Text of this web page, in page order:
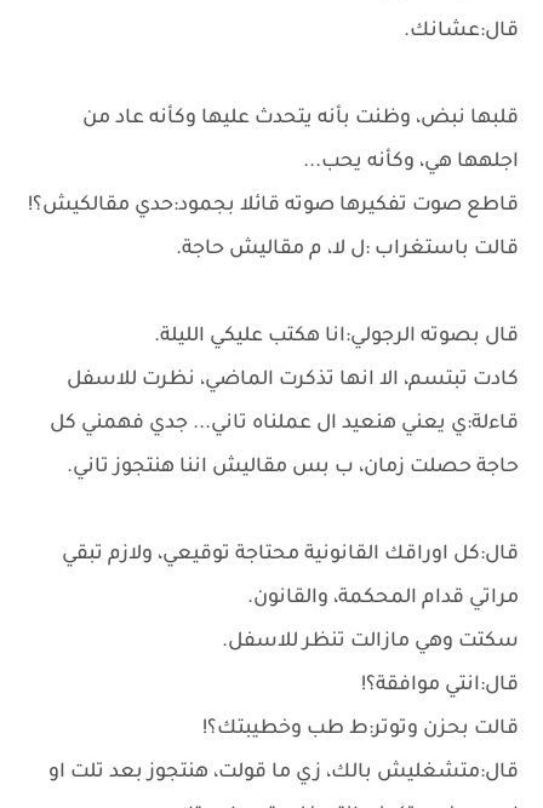
قال:عشانك.
قلبها نبض، وظنت بأنه يتحدث عليها وكأنه عاد من
اجلهها هي، وكأنه يحب...
قاطع صوت تفكيرها صوته قائلا بجمود:حدي مقالكيش؟!
قالت باستغراب :ل لا، م مقاليش حاجة.
قال بصوته الرجولي:انا هكتب عليكي الليلة.
كادت تبتسم، الا انها تذكرت الماضي، نظرت للاسفل
قاءلة:ي يعني هنعيد ال عملناه تاني... جدي فهمني كل
حاجة حصلت زمان، ب بس مقاليش اننا هنتجوز تاني.
قال:كل اوراقك القانونية محتاجة توقيعي، ولازم تبقي
مراتي قدام المحكمة، والقانون.
سكتت وهي مازالت تنظر للاسفل.
قال:انتي موافقة؟!
قالت بحزن وتوتر:ط طب وخطيبتك؟!
قال:متشغليش بالك، زي ما قولت، هنتجوز بعد تلت او